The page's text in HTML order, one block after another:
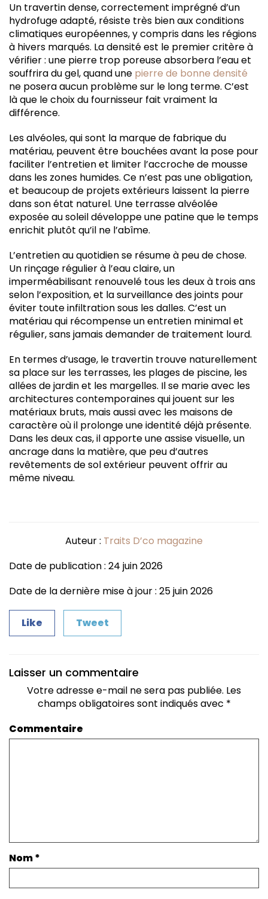
Un travertin dense, correctement imprégné d’un
hydrofuge adapté, résiste très bien aux conditions
climatiques européennes, y compris dans les régions
à hivers marqués. La densité est le premier critère à
vérifier : une pierre trop poreuse absorbera l’eau et
souffrira du gel, quand une pierre de bonne densité
ne posera aucun problème sur le long terme. C’est
là que le choix du fournisseur fait vraiment la
différence.
Les alvéoles, qui sont la marque de fabrique du
matériau, peuvent être bouchées avant la pose pour
faciliter l’entretien et limiter l’accroche de mousse
dans les zones humides. Ce n’est pas une obligation,
et beaucoup de projets extérieurs laissent la pierre
dans son état naturel. Une terrasse alvéolée
exposée au soleil développe une patine que le temps
enrichit plutôt qu’il ne l’abîme.
L’entretien au quotidien se résume à peu de chose.
Un rinçage régulier à l’eau claire, un
imperméabilisant renouvelé tous les deux à trois ans
selon l’exposition, et la surveillance des joints pour
éviter toute infiltration sous les dalles. C’est un
matériau qui récompense un entretien minimal et
régulier, sans jamais demander de traitement lourd.
En termes d’usage, le travertin trouve naturellement
sa place sur les terrasses, les plages de piscine, les
allées de jardin et les margelles. Il se marie avec les
architectures contemporaines qui jouent sur les
matériaux bruts, mais aussi avec les maisons de
caractère où il prolonge une identité déjà présente.
Dans les deux cas, il apporte une assise visuelle, un
ancrage dans la matière, que peu d’autres
revêtements de sol extérieur peuvent offrir au
même niveau.
Auteur : Traits D’co magazine
Date de publication : 24 juin 2026
Date de la dernière mise à jour : 25 juin 2026
Like Tweet
Laisser un commentaire
Votre adresse e-mail ne sera pas publiée. Les
champs obligatoires sont indiqués avec *
Commentaire
Nom*